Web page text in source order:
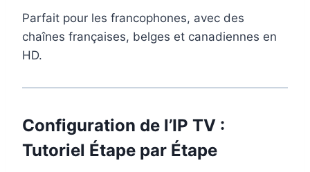
Parfait pour les francophones, avec des
chaînes françaises, belges et canadiennes en
HD.
Configuration de l’IP TV :
Tutoriel Étape par Étape